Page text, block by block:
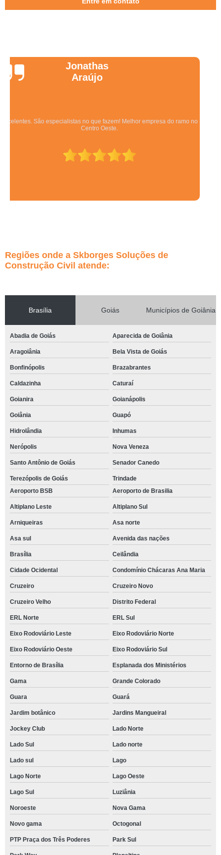
Wanessa
Marques
Equipe qualificada, atendimento muito pontual e de forma organizada.
Preza pela qualidade, bom gosto e preço justo.
Regiões onde a Skborges Soluções de
Construção Civil atende:
Brasília Goiás Municípios de Goiânia
Abadia de Goiás Aparecida de Goiânia
Aragoiânia Bela Vista de Goiás
Bonfinópolis Brazabrantes
Caldazinha Caturaí
Goianira Goianápolis
Goiânia Guapó
Hidrolândia Inhumas
Nerópolis Nova Veneza
Santo Antônio de Goiás Senador Canedo
Terezópolis de Goiás
Trindade
Aeroporto BSB
Aeroporto de Brasilia
Altiplano Leste Altiplano Sul
Arniqueiras Asa norte
Asa sul Avenida das nações
Brasília Ceilândia
Cidade Ocidental Condomínio Chácaras Ana Maria
Cruzeiro Cruzeiro Novo
Cruzeiro Velho Distrito Federal
ERL Norte ERL Sul
Eixo Rodoviário Leste Eixo Rodoviário Norte
Eixo Rodoviário Oeste Eixo Rodoviário Sul
Entorno de Brasília Esplanada dos Ministérios
Gama Grande Colorado
Guara Guará
Jardim botânico Jardins Mangueiral
Jockey Club Lado Norte
Lado Sul Lado norte
Lado sul Lago
Lago Norte Lago Oeste
Lago Sul Luziânia
Noroeste Nova Gama
Novo gama Octogonal
PTP Praça dos Três Poderes Park Sul